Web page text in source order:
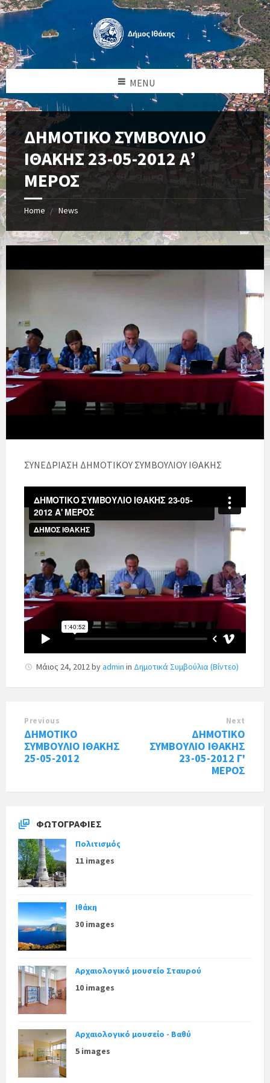
MENU
ΔΗΜΟΤΙΚΟ ΣΥΜΒΟΥΛΙΟ
ΙΘΑΚΗΣ 23-05-2012 Α’
ΜΕΡΟΣ
Home News
ΣΥΝΕΔΡΙΑΣΗ ΔΗΜΟΤΙΚΟΥ ΣΥΜΒΟΥΛΙΟΥ ΙΘΑΚΗΣ
Μάιος 24, 2012byadmin in Δημοτικά Συμβούλια (Βίντεο)
Previous
ΔΗΜΟΤΙΚΟ
ΣΥΜΒΟΥΛΙΟ ΙΘΑΚΗΣ
25-05-2012
Next
ΔΗΜΟΤΙΚΟ
ΣΥΜΒΟΥΛΙΟ ΙΘΑΚΗΣ
23-05-2012 Γ'
ΜΕΡΟΣ
ΦΩΤΟΓΡΑΦΊΕΣ
Πολιτισμός
11 images
Ιθάκη
30 images
Αρχαιολογικό μουσείο Σταυρού
10 images
Αρχαιολογικό μουσείο - Βαθύ
5 images